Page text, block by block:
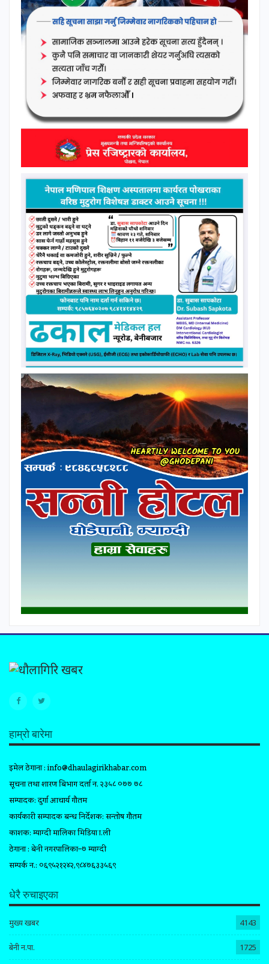
हाम्रो बारेमा
इमेल ठेगाना :info@dhaulagirikhabar.com
सूचना तथा प्रशारण बिभाग दर्ता न. २३५८ ०७७ ७८
सम्पादक: दुर्गा आचार्य गौतम
कार्यकारी सम्पादक प्रबन्ध निर्देशक: सन्तोष गौतम
प्रकाशक: म्याग्दी मालिका मिडिया प्रा.ली
ठेगाना : बेनी नगरपालिका–७ म्याग्दी
सम्पर्क न.: ०६९५२१२४२,९८४७६३३५६९
धेरै रुचाइएका
मुख्य खबर 4143
बेनी न.पा. 1725